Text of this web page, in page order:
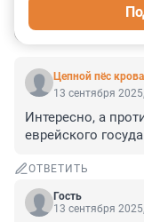
Цепной пёс
13 сентября
Интересно, а
еврейского
ОТВЕТИТЬ
Гость
13 сентября